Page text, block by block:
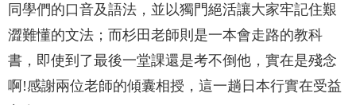
同學們的口音及語法，並以獨門絕活讓大家牢記住艱
澀難懂的文法；而杉田老師則是一本會走路的教科
書，即使到了最後一堂課還是考不倒他，實在是殘念
啊!感謝兩位老師的傾囊相授，這一趟日本行實在受益